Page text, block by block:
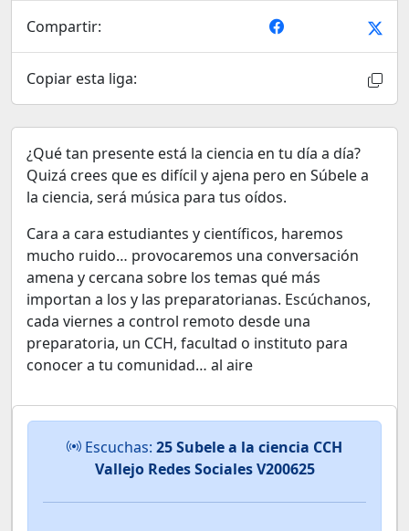
Compartir:
Copiar esta liga:
¿Qué tan presente está la ciencia en tu día a día?
Quizá crees que es difícil y ajena pero en Súbele a
la ciencia, será música para tus oídos.
Cara a cara estudiantes y científicos, haremos
mucho ruido… provocaremos una conversación
amena y cercana sobre los temas qué más
importan a los y las preparatorianas. Escúchanos,
cada viernes a control remoto desde una
preparatoria, un CCH, facultad o instituto para
conocer a tu comunidad… al aire
Escuchas: 25 Subele a la ciencia CCH
Vallejo Redes Sociales V200625